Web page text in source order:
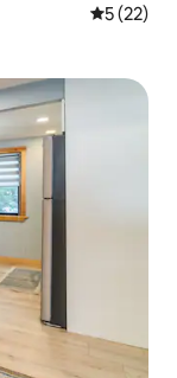
5 (22)